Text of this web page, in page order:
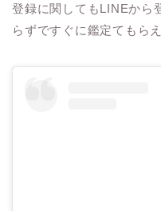
登録に関してもLINEから
らずですぐに鑑定てもら